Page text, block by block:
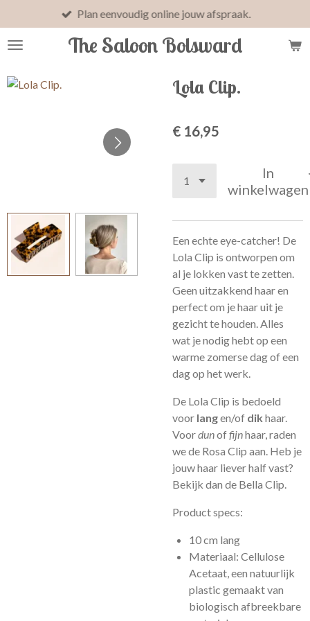
direct
naar
hoofdinhoud
The Saloon Bolsward
Plan eenvoudig online jouw afspraak.
Lola Clip.
€ 16,95
In
winkelwagen
Een echte eye-catcher! De
Lola Clip is ontworpen om
al je lokken vast te zetten.
Geen uitzakkend haar en
perfect om je haar uit je
gezicht te houden. Alles
wat je nodig hebt op een
warme zomerse dag of een
dag op het werk.
De Lola Clip is bedoeld
voor langen/of dik haar.
Voordunoffijnhaar, raden
we de Rosa Clip aan. Heb je
jouw haar liever half vast?
Bekijk dan de Bella Clip.
Product specs:
10 cm lang
Materiaal: Cellulose
Acetaat, een natuurlijk
plastic gemaakt van
biologisch afbreekbare